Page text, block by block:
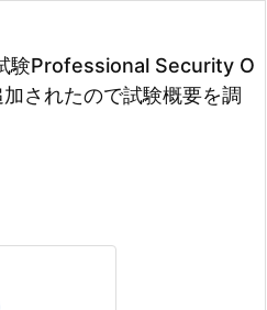
験Professional Security O
されたので試験概要を調